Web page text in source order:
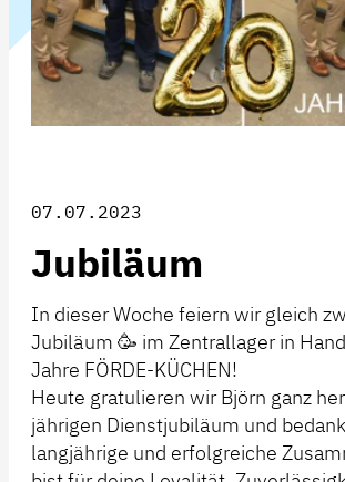
07.07.2023
Jubiläum
In dieser Woche feiern wir gleich
Jubiläum 🥳 im Zentrallager in
Jahre FÖRDE-KÜCHEN!
Heute gratulieren wir Björn ganz
jährigen Dienstjubiläum und
langjährige und erfolgreiche